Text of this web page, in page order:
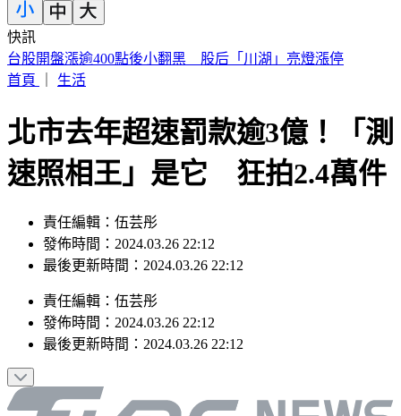
快訊
國1彰化「3車連環撞」！休旅車扭成廢鐵 駕駛受困骨折
首頁
生活
北市去年超速罰款逾3億！「測
速照相王」是它 狂拍2.4萬件
責任編輯：伍芸彤
發佈時間：2024.03.26 22:12
最後更新時間：2024.03.26 22:12
責任編輯 ： 伍芸彤
發佈時間： 2024.03.26 22:12
最後更新時間： 2024.03.26 22:12